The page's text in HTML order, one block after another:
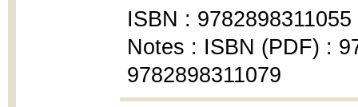
ISBN : 9782898311055
Notes : ISBN (PDF) :
9782898311079